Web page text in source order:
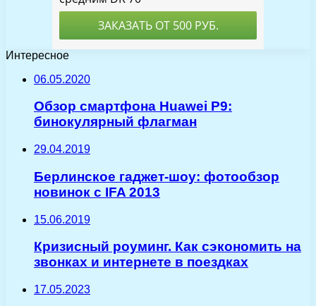
Интересное
06.05.2020
Обзор смартфона Huawei P9:
бинокулярный флагман
29.04.2019
Берлинское гаджет-шоу: фотообзор
новинок с IFA 2013
15.06.2019
Кризисный роуминг. Как сэкономить на
звонках и интернете в поездках
17.05.2023